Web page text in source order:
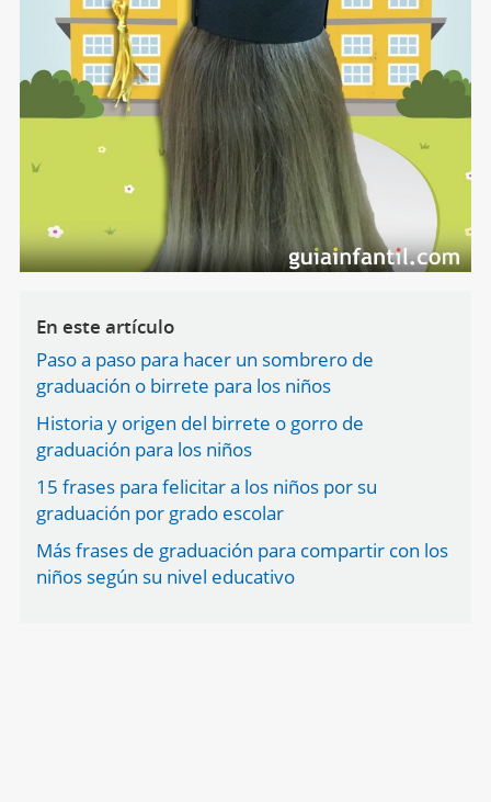
En este artículo
Paso a paso para hacer un sombrero de
graduación o birrete para los niños
Historia y origen del birrete o gorro de
graduación para los niños
15 frases para felicitar a los niños por su
graduación por grado escolar
Más frases de graduación para compartir con los
niños según su nivel educativo